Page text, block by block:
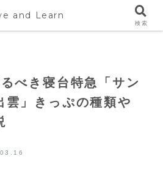
べき寝台特急「サン
雲」きっぷの種類や
and Learn
検索